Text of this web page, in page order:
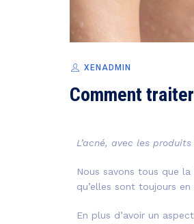
XENADMIN
Comment
L’acné, avec les
Nous savons tous que
qu’elles sont toujours
En plus d’avoir un